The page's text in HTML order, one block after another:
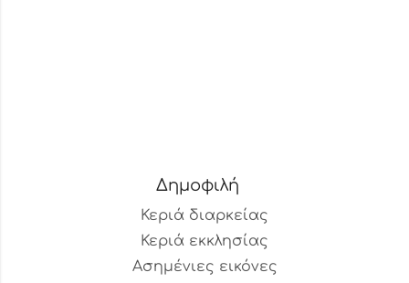
Δημοφιλή
Κεριά διαρκείας
Κεριά εκκλησίας
Ασημένιες εικόνες